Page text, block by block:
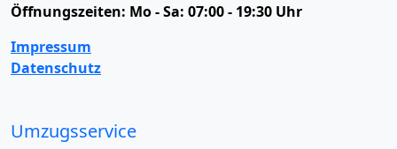
Öffnungszeiten: Mo - Sa: 07:00 - 19:30 Uhr
Impressum
Datenschutz
Umzugsservice